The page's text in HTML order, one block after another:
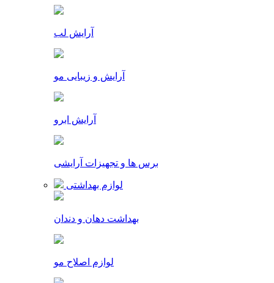
آرایش لب
آرایش و زیبایی مو
آرایش ابرو
برس ها و تجهیزات آرایشی
لوازم بهداشتی
بهداشت دهان و دندان
لوازم اصلاح مو